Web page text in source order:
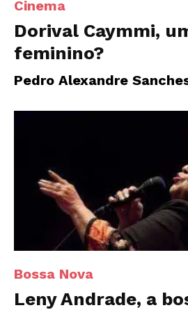
Cinema
Dorival Caymmi,
feminino?
Pedro Alexandre
Bossa Nova
Leny Andrade, a